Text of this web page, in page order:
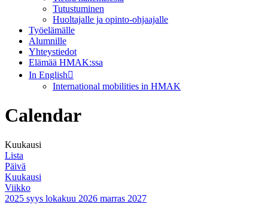
Tutustuminen
Huoltajalle ja opinto-ohjaajalle
Työelämälle
Alumnille
Yhteystiedot
Elämää HMAK:ssa
In English
International mobilities in HMAK
Calendar
Kuukausi
Lista
Päivä
Kuukausi
Viikko
2025 syys lokakuu 2026 marras 2027